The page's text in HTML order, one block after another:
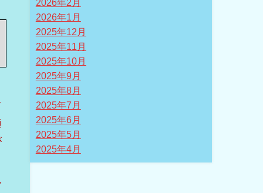
2026年2月
2026年1月
2025年12月
2025年11月
2025年10月
2025年9月
2025年8月
2025年7月
2025年6月
2025年5月
2025年4月